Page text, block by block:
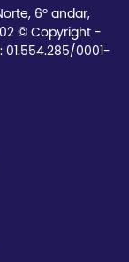
6º andar,
© Copyright -
01.554.285/0001-